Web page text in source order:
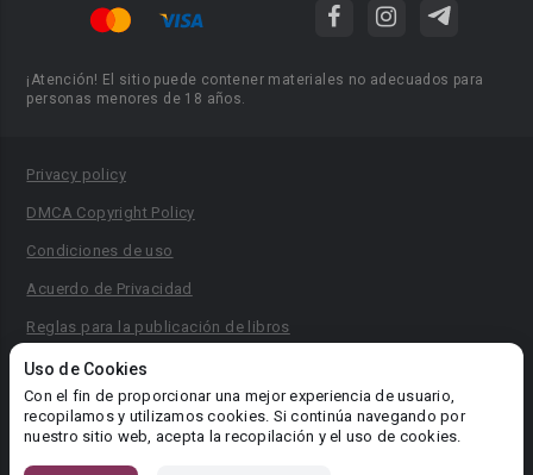
Uso de Cookies
Con el fin de proporcionar una mejor experiencia de usuario,
recopilamos y utilizamos cookies. Si continúa navegando por
nuestro sitio web, acepta la recopilación y el uso de cookies.
¡Atención! El sitio puede contener materiales no adecuados para
personas menores de 18 años.
Privacy policy
DMCA Copyright Policy
Condiciones de uso
Acuerdo de Privacidad
Reglas para la publicación de libros
Área RR.PP.: pr@booknet.com
© 2026 Booknet. Todos los derechos reservados.